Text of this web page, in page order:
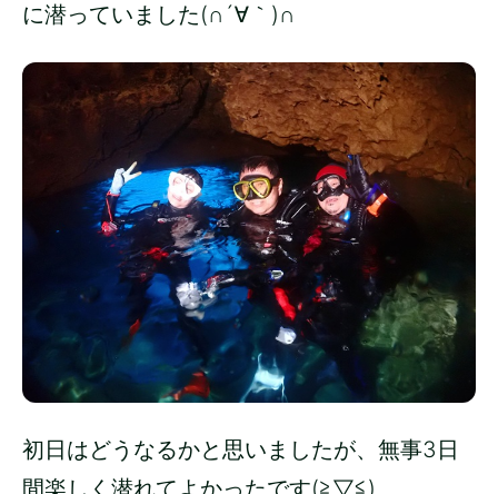
に潜っていました(∩´∀｀)∩
初日はどうなるかと思いましたが、無事3日
間楽しく潜れてよかったです(≧▽≦)